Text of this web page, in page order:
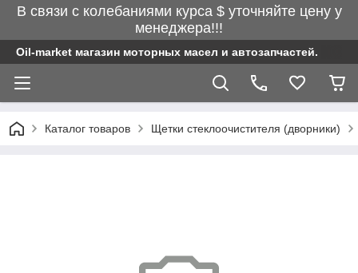
В связи с колебаниями курса $ уточняйте цену у
менеджера!!!
Oil-market магазин моторных масел и автозапчастей.
Каталог товаров Щетки стеклоочистителя (дворники)